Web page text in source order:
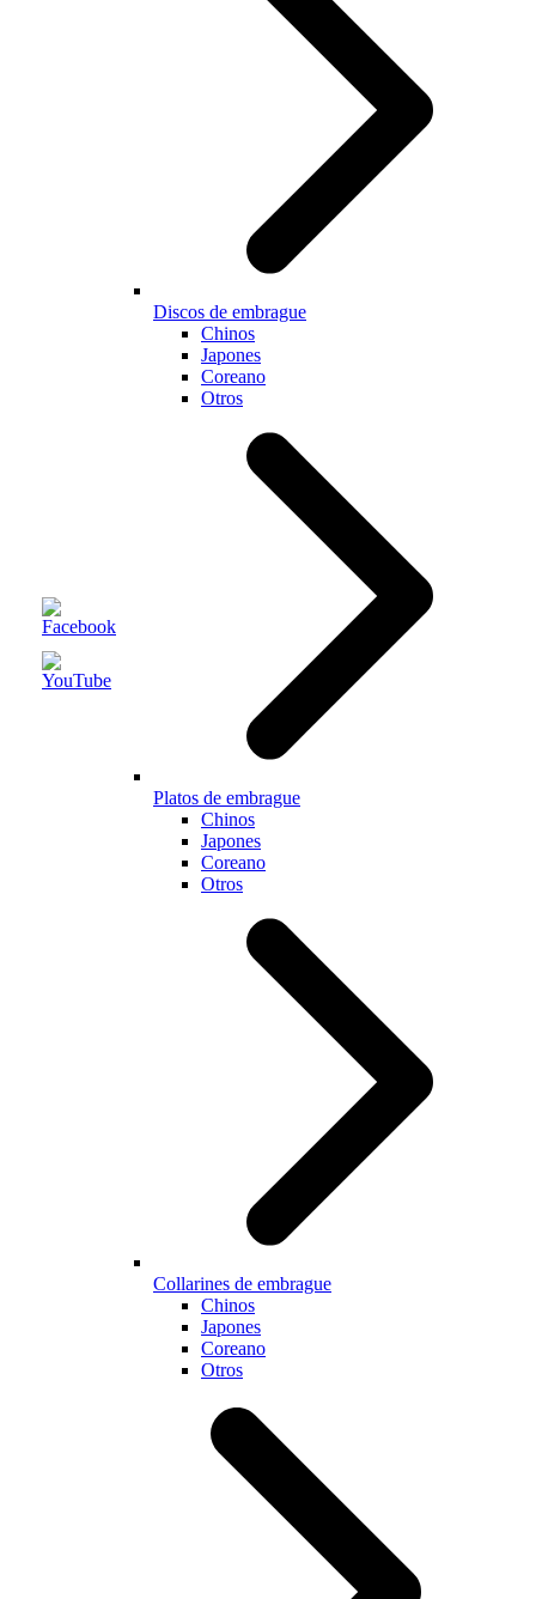
Discos de embrague
Chinos
Japones
Coreano
Otros
Platos de embrague
Chinos
Japones
Coreano
Otros
Collarines de embrague
Chinos
Japones
Coreano
Otros